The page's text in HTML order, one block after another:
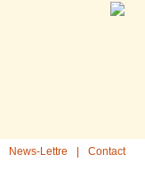
News-Lettre Contact